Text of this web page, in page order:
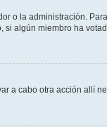
o la administración.
algún miembro ha
a cabo otra acción allí